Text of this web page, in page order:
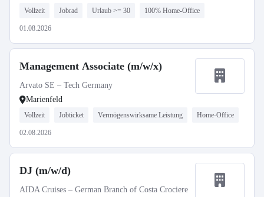
Vollzeit Jobrad Urlaub >= 30 100% Home-Office
01.08.2026
Management Associate (m/w/x)
Arvato SE – Tech Germany
Marienfeld
Vollzeit Jobticket Vermögenswirksame Leistung Home-Office
02.08.2026
DJ (m/w/d)
AIDA Cruises – German Branch of Costa Crociere